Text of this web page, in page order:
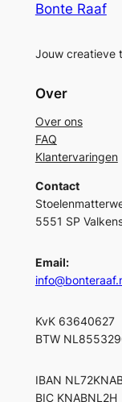
Bonte Raaf
Jouw creatieve
Over
Over ons
FAQ
Klantervaringen
Contact
5551 SP
Email:
KvK 63640627
BTW
IBAN
BIC KNABNL2H